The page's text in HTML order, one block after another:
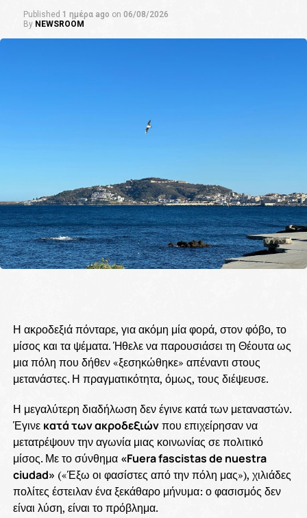
Published 1 ημέρα ago on 06/08/2026
By NEWSROOM
Η ακροδεξιά πόνταρε, για ακόμη μία φορά, στον φόβο, το
μίσος και τα ψέματα. Ήθελε να παρουσιάσει τη Θέουτα ως
μια πόλη που δήθεν «ξεσηκώθηκε» απέναντι στους
μετανάστες. Η πραγματικότητα, όμως, τους διέψευσε.
Η μεγαλύτερη διαδήλωση δεν έγινε κατά των μεταναστών.
Έγινε κατά των ακροδεξιώνπου επιχείρησαν να
μετατρέψουν την αγωνία μιας κοινωνίας σε πολιτικό
μίσος. Με το σύνθημα «Fuera fascistas de nuestra
ciudad» («Έξω οι φασίστες από την πόλη μας»), χιλιάδες
πολίτες έστειλαν ένα ξεκάθαρο μήνυμα: ο φασισμός δεν
είναι λύση, είναι το πρόβλημα.